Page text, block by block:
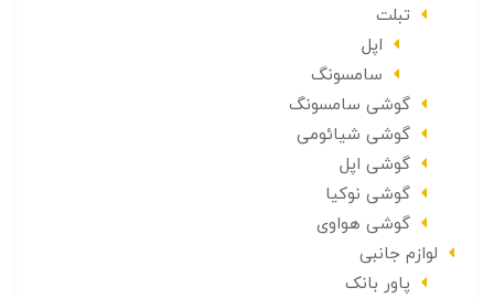
تبلت
اپل
سامسونگ
گوشی سامسونگ
گوشی شیائومی
گوشی اپل
گوشی نوکیا
گوشی هواوی
لوازم جانبی
پاور بانک